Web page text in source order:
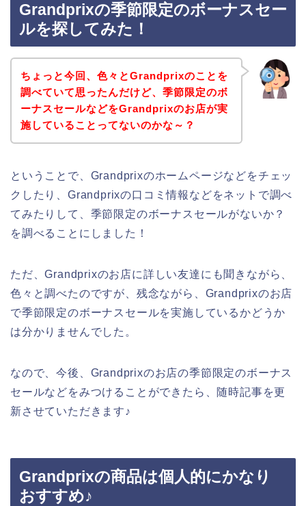
Grandprixの季節限定のボーナスセー
ルを探してみた！
ちょっと今回、色々とGrandprixのことを
調べていて思ったんだけど、季節限定のボ
ーナスセールなどをGrandprixのお店が実
施していることってないのかな～？
ということで、Grandprixのホームページなどをチェッ
クしたり、Grandprixの口コミ情報などをネットで調べ
てみたりして、季節限定のボーナスセールがないか？
を調べることにしました！
ただ、Grandprixのお店に詳しい友達にも聞きながら、
色々と調べたのですが、残念ながら、Grandprixのお店
で季節限定のボーナスセールを実施しているかどうか
は分かりませんでした。
なので、今後、Grandprixのお店の季節限定のボーナス
セールなどをみつけることができたら、随時記事を更
新させていただきます♪
Grandprixの商品は個人的にかなり
おすすめ♪